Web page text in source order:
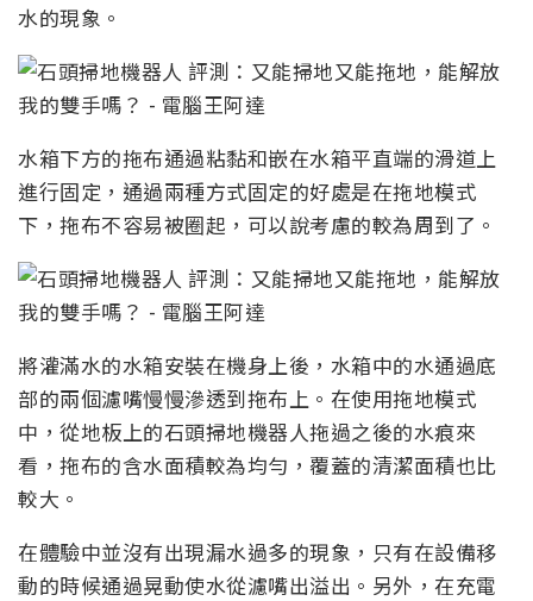
水的現象。
水箱下方的拖布通過粘黏和嵌在水箱平直端的滑道上
進行固定，通過兩種方式固定的好處是在拖地模式
下，拖布不容易被圈起，可以說考慮的較為周到了。
將灌滿水的水箱安裝在機身上後，水箱中的水通過底
部的兩個濾嘴慢慢滲透到拖布上。在使用拖地模式
中，從地板上的石頭掃地機器人拖過之後的水痕來
看，拖布的含水面積較為均勻，覆蓋的清潔面積也比
較大。
在體驗中並沒有出現漏水過多的現象，只有在設備移
動的時候通過晃動使水從濾嘴出溢出。另外，在充電